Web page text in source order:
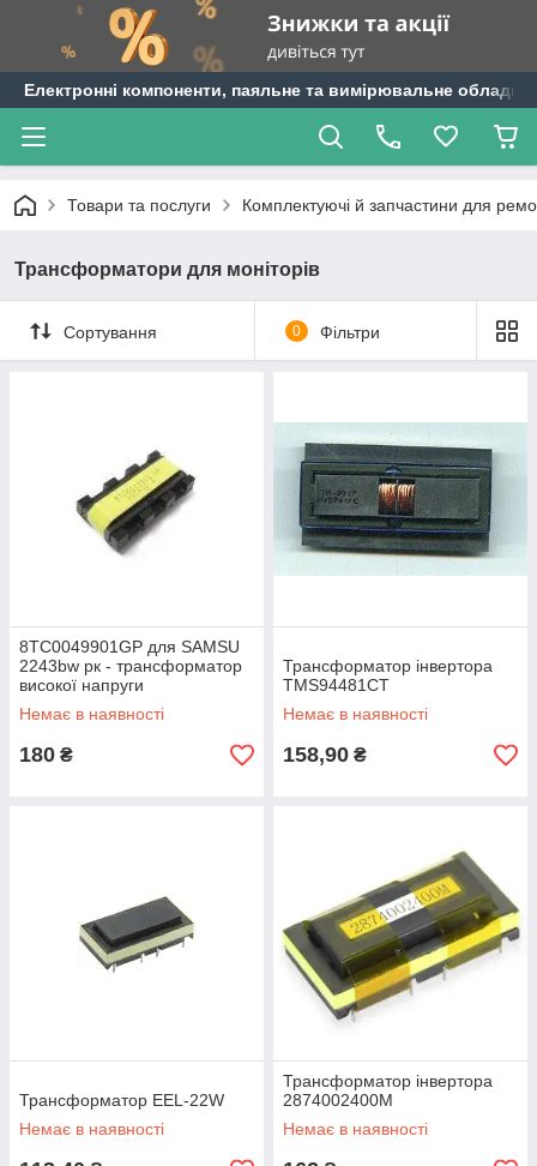
Електронні компоненти, паяльне та вимірювальне
Товари та послуги Комплектуючі й запчастини для
Трансформатори для моніторів
Сортування 0 Фільтри
8TC0049901GP для SAMSU
2243bw рк - трансформатор
високої напруги
Немає в наявності
180 ₴
Трансформатор інвертора
TMS94481CT
Немає в наявності
158,90 ₴
Трансформатор EEL-22W
Немає в наявності
Трансформатор інвертора
2874002400M
Немає в наявності